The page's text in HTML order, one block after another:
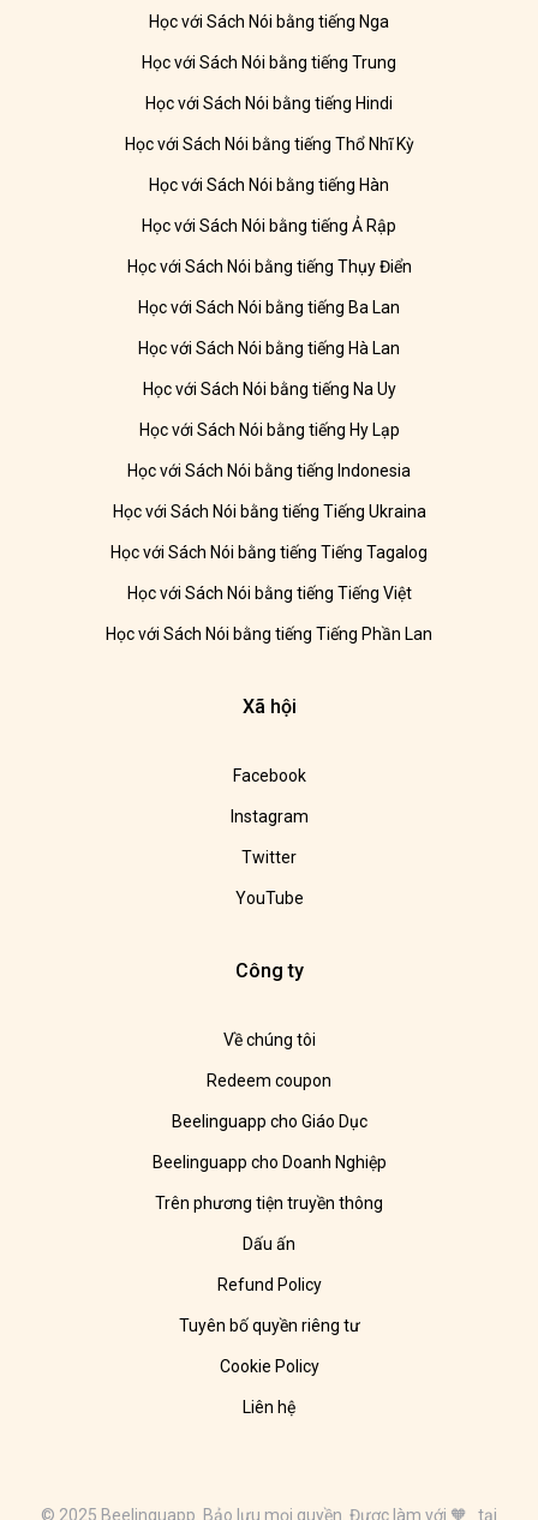
Học với Sách Nói bằng tiếng Nga
Học với Sách Nói bằng tiếng Trung
Học với Sách Nói bằng tiếng Hindi
Học với Sách Nói bằng tiếng Thổ Nhĩ Kỳ
Học với Sách Nói bằng tiếng Hàn
Học với Sách Nói bằng tiếng Ả Rập
Học với Sách Nói bằng tiếng Thụy Điển
Học với Sách Nói bằng tiếng Ba Lan
Học với Sách Nói bằng tiếng Hà Lan
Học với Sách Nói bằng tiếng Na Uy
Học với Sách Nói bằng tiếng Hy Lạp
Học với Sách Nói bằng tiếng Indonesia
Học với Sách Nói bằng tiếng Tiếng Ukraina
Học với Sách Nói bằng tiếng Tiếng Tagalog
Học với Sách Nói bằng tiếng Tiếng Việt
Học với Sách Nói bằng tiếng Tiếng Phần Lan
Xã hội
Facebook
Instagram
Twitter
YouTube
Công ty
Về chúng tôi
Redeem coupon
Beelinguapp cho Giáo Dục
Beelinguapp cho Doanh Nghiệp
Trên phương tiện truyền thông
Dấu ấn
Refund Policy
Tuyên bố quyền riêng tư
Cookie Policy
Liên hệ
© 2025 Beelinguapp. Bảo lưu mọi quyền. Được làm với 🧡 tại